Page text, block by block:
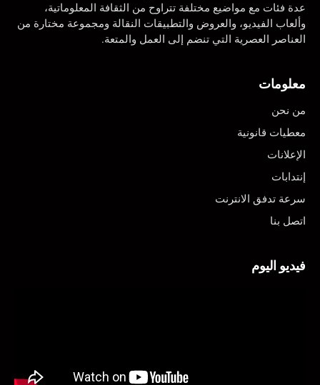
عدة فئات مع مواضيع مختلفة تتراوح من الثقافة المعلوماتية،
وألعاب الفيديو، والعروض والتطبيقات النقالة ومجموعة مختارة من
العناصر العصرية التي تنضم إلى العمل والمتعة.
معلومات
من نحن
معطيات قانونية
الإعلانات
إنتدابات
سرعة تدفق الانترنت
اتصل بنا
فيديو اليوم